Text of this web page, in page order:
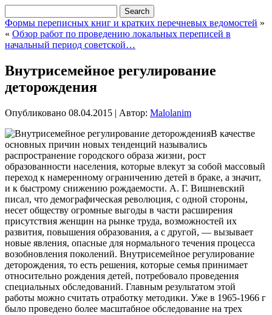
Формы переписных книг и кратких перечневых ведомостей »
« Обзор работ по проведению локальных переписей в
начальный период советской…
Внутрисемейное регулирование
деторождения
Опубликовано 08.04.2015 | Автор: Malolanim
В качестве
основных причин новых тенденций назывались
распространение городского образа жизни, рост
образованности населения, которые влекут за собой массовый
переход к намеренному ограничению детей в браке, а значит,
и к быстрому снижению рождаемости. А. Г. Вишневский
писал, что демографическая революция, с одной стороны,
несет обществу огромные выгоды в части расширения
присутствия женщин на рынке труда, возможностей их
развития, повышения образования, а с другой, — вызывает
новые явления, опасные для нормального течения процесса
возобновления поколений. Внутрисемейное регулирование
деторождения, то есть решения, которые семья принимает
относительно рождения детей, потребовало проведения
специальных обследований. Главным результатом этой
работы можно считать отработку методики. Уже в 1965-1966 г
было проведено более масштабное обследование на трех